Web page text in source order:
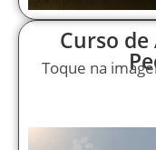
Curso
Toque na